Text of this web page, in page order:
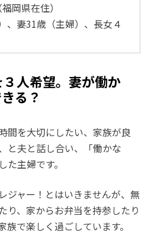
岡県在住）
、妻31歳（主婦）、長女４
人希望。妻が働か
る？
間を大切にしたい、家族が良
と夫と話し合い、「働かな
た主婦です。
ジャー！とはいきませんが、無
り、家からお弁当を持参したり
族で楽しく過ごしています。